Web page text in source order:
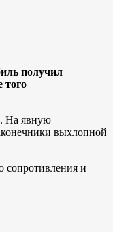
получил
того
На явную
выхлопной
сопротивления и